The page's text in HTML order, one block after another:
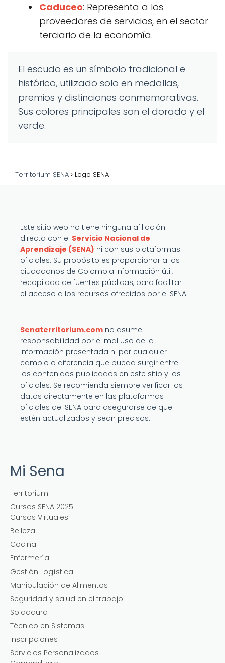
Caduceo: Representa a los
proveedores de servicios, en el sector
terciario de la economía.
El escudo es un símbolo tradicional e
histórico, utilizado solo en medallas,
premios y distinciones conmemorativas.
Sus colores principales son el dorado y el
verde.
Territorium SENA Logo SENA
Este sitio web no tiene ninguna afiliación
directa con el Servicio Nacional de
Aprendizaje (SENA) ni con sus plataformas
oficiales. Su propósito es proporcionar a los
ciudadanos de Colombia información útil,
recopilada de fuentes públicas, para facilitar
el acceso a los recursos ofrecidos por el SENA.
Senaterritorium.com no asume
responsabilidad por el mal uso de la
información presentada ni por cualquier
cambio o diferencia que pueda surgir entre
los contenidos publicados en este sitio y los
oficiales. Se recomienda siempre verificar los
datos directamente en las plataformas
oficiales del SENA para asegurarse de que
estén actualizados y sean precisos.
Mi Sena
Territorium
Cursos SENA 2025
Cursos Virtuales
Belleza
Cocina
Enfermería
Gestión Logística
Manipulación de Alimentos
Seguridad y salud en el trabajo
Soldadura
Técnico en Sistemas
Inscripciones
Servicios Personalizados